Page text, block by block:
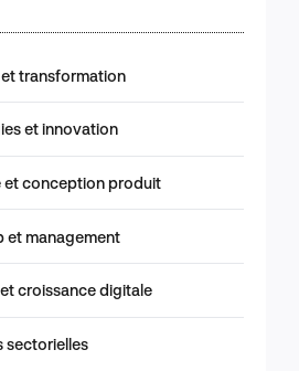
transformation
et innovation
et conception produit
et management
croissance digitale
sectorielles